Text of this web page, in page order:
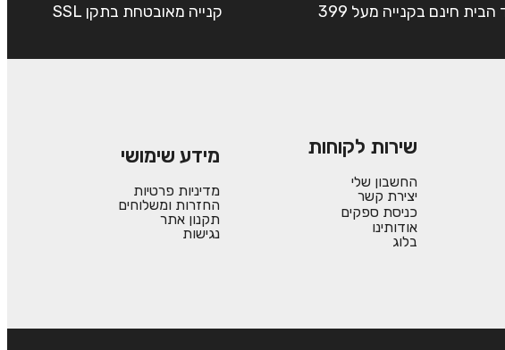
שליח עד הבית חינם בקנייה מעל 399
קנייה מאובטחת בתקן SSL
שירות לקוחות
החשבון שלי
יצירת קשר
כניסת ספקים
אודותינו
בלוג
מידע שימושי
מדיניות פרטיות
החזרות ומשלוחים
תקנון אתר
נגישות